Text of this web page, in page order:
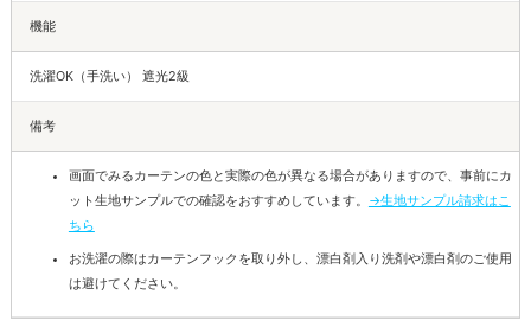
機能
洗濯OK（手洗い） 遮光2級
備考
画面でみるカーテンの色と実際の色が異なる場合がありますので、事前にカ
ット生地サンプルでの確認をおすすめしています。 →生地サンプル請求はこ
ちら
お洗濯の際はカーテンフックを取り外し、漂白剤入り洗剤や漂白剤のご使用
は避けてください。